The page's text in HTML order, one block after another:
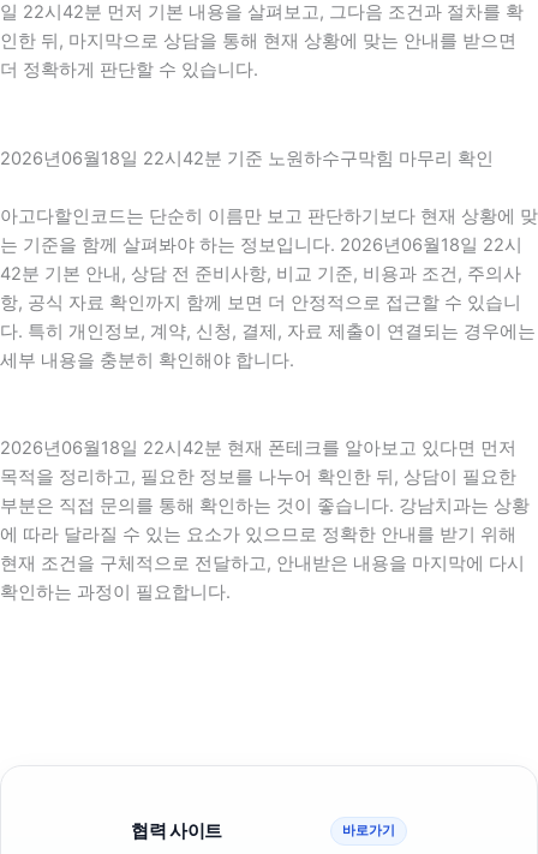
일 22시42분 먼저 기본 내용을 살펴보고, 그다음 조건과 절차를 확
인한 뒤, 마지막으로 상담을 통해 현재 상황에 맞는 안내를 받으면
더 정확하게 판단할 수 있습니다.
2026년06월18일 22시42분 기준 노원하수구막힘 마무리 확인
아고다할인코드는 단순히 이름만 보고 판단하기보다 현재 상황에 맞
는 기준을 함께 살펴봐야 하는 정보입니다. 2026년06월18일 22시
42분 기본 안내, 상담 전 준비사항, 비교 기준, 비용과 조건, 주의사
항, 공식 자료 확인까지 함께 보면 더 안정적으로 접근할 수 있습니
다. 특히 개인정보, 계약, 신청, 결제, 자료 제출이 연결되는 경우에는
세부 내용을 충분히 확인해야 합니다.
2026년06월18일 22시42분 현재 폰테크를 알아보고 있다면 먼저
목적을 정리하고, 필요한 정보를 나누어 확인한 뒤, 상담이 필요한
부분은 직접 문의를 통해 확인하는 것이 좋습니다. 강남치과는 상황
에 따라 달라질 수 있는 요소가 있으므로 정확한 안내를 받기 위해
현재 조건을 구체적으로 전달하고, 안내받은 내용을 마지막에 다시
확인하는 과정이 필요합니다.
협력 사이트 바로가기